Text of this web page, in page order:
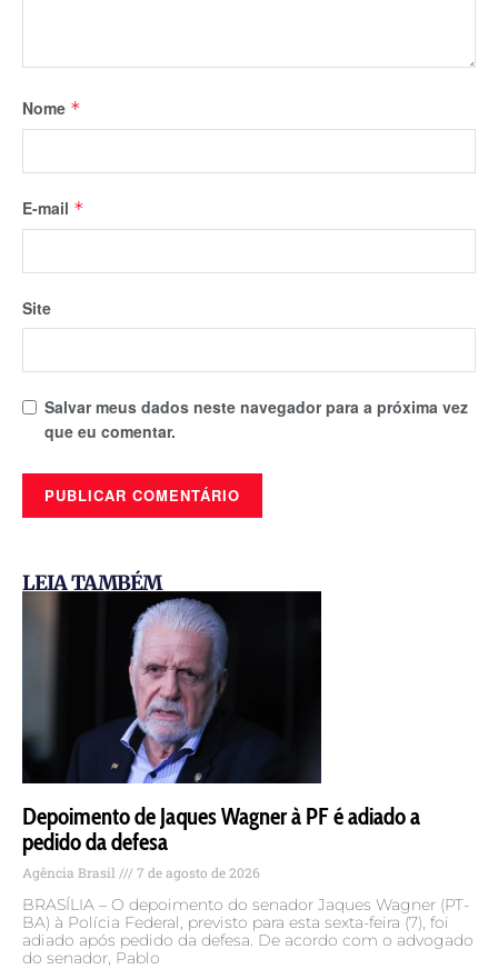
Nome *
E-mail *
Site
Salvar meus dados neste navegador para a próxima vez
que eu comentar.
LEIA TAMBÉM
Depoimento de Jaques Wagner à PF é adiado a
pedido da defesa
Agência Brasil 7 de agosto de 2026
BRASÍLIA – O depoimento do senador Jaques Wagner (PT-
BA) à Polícia Federal, previsto para esta sexta-feira (7), foi
adiado após pedido da defesa. De acordo com o advogado
do senador, Pablo